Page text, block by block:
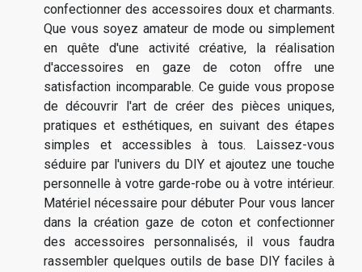
confectionner des accessoires doux et charmants.
Que vous soyez amateur de mode ou simplement
en quête d'une activité créative, la réalisation
d'accessoires en gaze de coton offre une
satisfaction incomparable. Ce guide vous propose
de découvrir l'art de créer des pièces uniques,
pratiques et esthétiques, en suivant des étapes
simples et accessibles à tous. Laissez-vous
séduire par l'univers du DIY et ajoutez une touche
personnelle à votre garde-robe ou à votre intérieur.
Matériel nécessaire pour débuter Pour vous lancer
dans la création gaze de coton et confectionner
des accessoires personnalisés, il vous faudra
rassembler quelques outils de base DIY faciles à